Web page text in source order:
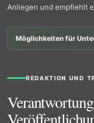
Anliegen und empfiehlt
Möglichkeiten für
REDAKTION UND